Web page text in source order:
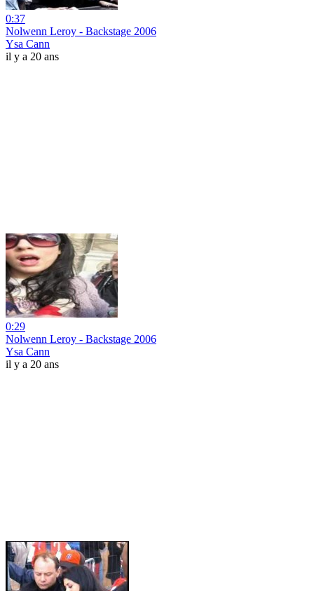
0:37
Nolwenn Leroy - Backstage 2006
Ysa Cann
il y a 20 ans
0:29
Nolwenn Leroy - Backstage 2006
Ysa Cann
il y a 20 ans